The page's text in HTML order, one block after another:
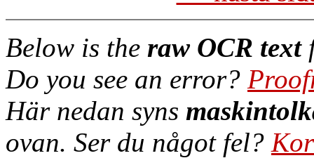
Below is the raw OCR text
Do you see an error?
Här nedan syns
ovan. Ser du något fel?